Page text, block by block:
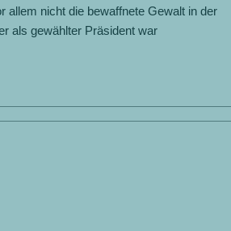
allem nicht die bewaffnete Gewalt in der
als gewählter Präsident war